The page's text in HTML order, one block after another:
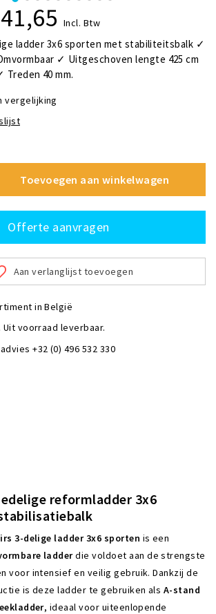
Incl. Btw
ladder 3x6 sporten met stabiliteitsbalk ✓
✓ Uitgeschoven lengte 425 cm
40 mm.
vergelijking
Toevoegen aan winkelwagen
Offerte aanvragen
Aan verlanglijst toevoegen
in België
voorraad leverbaar.
+32 (0) 496 532 330
reformladder 3x6
3-delige ladder 3x6 sporten is een
ladderdie voldoet aan de strengste
voor intensief en veilig gebruik. Dankzij de
is deze ladder te gebruiken als A-stand
, ideaal voor uiteenlopende